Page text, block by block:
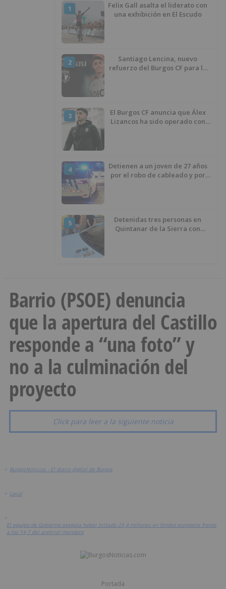
1
Felix Gall asalta el liderato con
una exhibición en El Escudo
2
Santiago Lencina, nuevo
refuerzo del Burgos CF para la
3
El Burgos CF anuncia que Álex
Lizancos ha sido operado con
4
Detienen a un joven de 27 años
por el robo de cableado y por
5
Detenidas tres personas en
Quintanar de la Sierra con
Barrio (PSOE) denuncia
que la apertura del Castillo
responde a “una foto” y
no a la culminación del
proyecto
Click para leer a la siguiente noticia
> BurgosNoticias - El diario digital de Burgos
> Local
>
El equipo de Gobierno asegura haber licitado 25,4 millones en fondos europeos frente
a los 14,7 del anterior mandato
Portada